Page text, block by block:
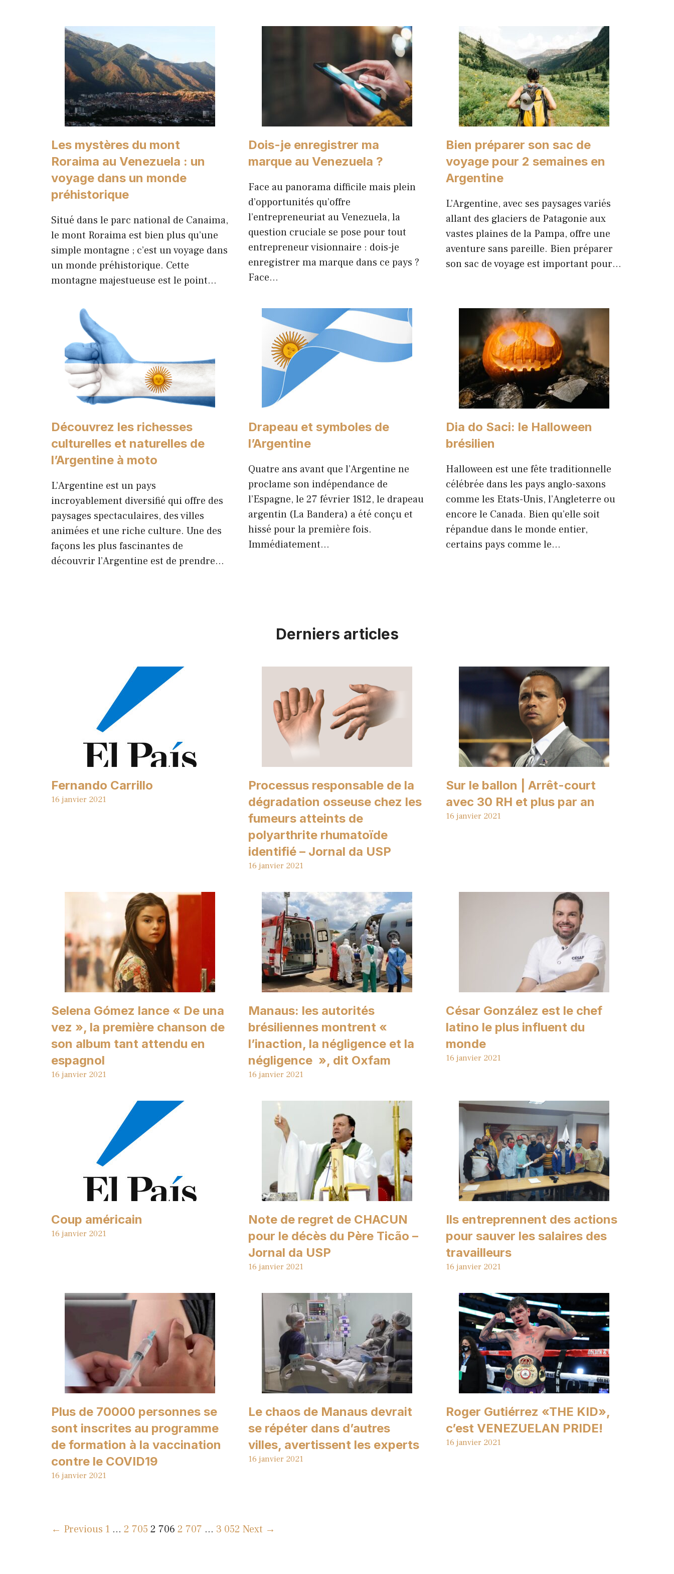
Les mystères du mont
Roraima au Venezuela : un
voyage dans un monde
préhistorique
Situé dans le parc national de Canaima,
le mont Roraima est bien plus qu’une
simple montagne ; c’est un voyage dans
un monde préhistorique. Cette
montagne majestueuse est le point…
Dois-je enregistrer ma
marque au Venezuela ?
Face au panorama difficile mais plein
d’opportunités qu’offre
l’entrepreneuriat au Venezuela, la
question cruciale se pose pour tout
entrepreneur visionnaire : dois-je
enregistrer ma marque dans ce pays ?
Face…
Bien préparer son sac de
voyage pour 2 semaines en
Argentine
L’Argentine, avec ses paysages variés
allant des glaciers de Patagonie aux
vastes plaines de la Pampa, offre une
aventure sans pareille. Bien préparer
son sac de voyage est important pour…
Découvrez les richesses
culturelles et naturelles de
l’Argentine à moto
L’Argentine est un pays
incroyablement diversifié qui offre des
paysages spectaculaires, des villes
animées et une riche culture. Une des
façons les plus fascinantes de
découvrir l’Argentine est de prendre…
Drapeau et symboles de
l’Argentine
Quatre ans avant que l’Argentine ne
proclame son indépendance de
l’Espagne, le 27 février 1812, le drapeau
argentin (La Bandera) a été conçu et
hissé pour la première fois.
Immédiatement…
Dia do Saci: le Halloween
brésilien
Halloween est une fête traditionnelle
célébrée dans les pays anglo-saxons
comme les Etats-Unis, l’Angleterre ou
encore le Canada. Bien qu’elle soit
répandue dans le monde entier,
certains pays comme le…
Derniers articles
Fernando Carrillo
16 janvier 2021
Processus responsable de la
dégradation osseuse chez les
fumeurs atteints de
polyarthrite rhumatoïde
identifié – Jornal da USP
16 janvier 2021
Sur le ballon | Arrêt-court
avec 30 RH et plus par an
16 janvier 2021
Selena Gómez lance « De una
vez », la première chanson de
son album tant attendu en
espagnol
16 janvier 2021
Manaus: les autorités
brésiliennes montrent «
l’inaction, la négligence et la
négligence », dit Oxfam
16 janvier 2021
César González est le chef
latino le plus influent du
monde
16 janvier 2021
Coup américain
16 janvier 2021
Note de regret de CHACUN
pour le décès du Père Ticão –
Jornal da USP
16 janvier 2021
Ils entreprennent des actions
pour sauver les salaires des
travailleurs
16 janvier 2021
Plus de 70000 personnes se
sont inscrites au programme
de formation à la vaccination
contre le COVID19
16 janvier 2021
Le chaos de Manaus devrait
se répéter dans d’autres
villes, avertissent les experts
16 janvier 2021
Roger Gutiérrez «THE KID»,
c’est VENEZUELAN PRIDE!
16 janvier 2021
← Previous 1 … 2 705 2 706 2 707 … 3 052 Next →